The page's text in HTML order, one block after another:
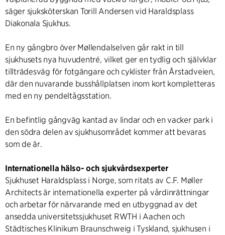
säger sjuksköterskan Torill Andersen vid Haraldsplass
Diakonala Sjukhus.
En ny gångbro över Møllendalselven går rakt in till
sjukhusets nya huvudentré, vilket ger en tydlig och självklar
tillträdesväg för fotgängare och cyklister från Årstadveien,
där den nuvarande busshållplatsen inom kort kompletteras
med en ny pendeltågsstation.
En befintlig gångväg kantad av lindar och en vacker park i
den södra delen av sjukhusområdet kommer att bevaras
som de är.
Internationella hälso- och sjukvårdsexperter
Sjukhuset Haraldsplass i Norge, som ritats av C.F. Møller
Architects är internationella experter på vårdinrättningar
och arbetar för närvarande med en utbyggnad av det
ansedda universitetssjukhuset RWTH i Aachen och
Städtisches Klinikum Braunschweig i Tyskland, sjukhusen i